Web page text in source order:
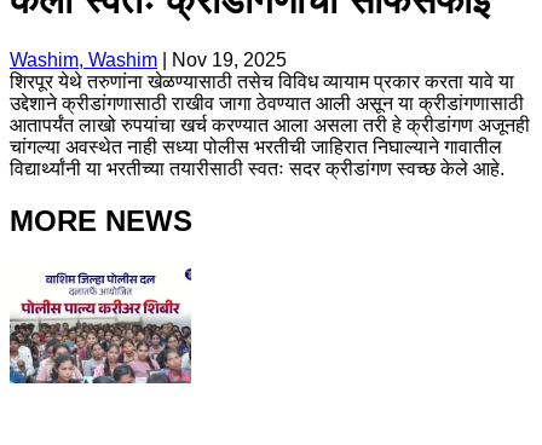
Washim, Washim
Nov 19, 2025
शिरपूर येथे तरुणांना खेळण्यासाठी तसेच विविध व्यायाम प्रकार करता यावे या
उद्देशाने क्रीडांगणासाठी राखीव जागा ठेवण्यात आली असून या क्रीडांगणासाठी
आतापर्यंत लाखो रुपयांचा खर्च करण्यात आला असला तरी हे क्रीडांगण अजूनही
चांगल्या अवस्थेत नाही सध्या पोलीस भरतीची जाहिरात निघाल्याने गावातील
विद्यार्थ्यांनी या भरतीच्या तयारीसाठी स्वतः सदर क्रीडांगण स्वच्छ केले आहे.
MORE NEWS